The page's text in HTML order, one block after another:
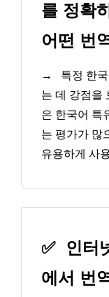
를 정확
어떤 번
→
특정 한
는 데 강점을
은 한국어 특
는 평가가 많
유용하게 사
✅
인터
에서 번